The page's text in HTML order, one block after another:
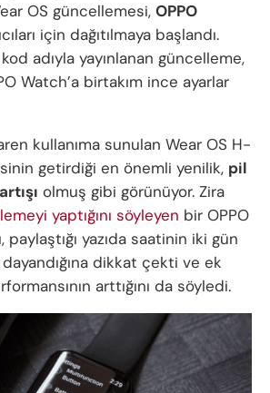
OS güncellemesi, OPPO
için dağıtılmaya başlandı.
adıyla yayınlanan güncelleme,
Watch’a birtakım ince ayarlar
kullanıma sunulan Wear OS H-
getirdiği en önemli yenilik, pil
olmuş gibi görünüyor. Zira
yaptığını söyleyen bir OPPO
paylaştığı yazıda saatinin iki gün
dayandığına dikkat çekti ve ek
arttığını da söyledi.